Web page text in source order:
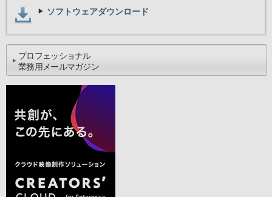
ソフトウェアダウンロード
プロフェッショナル
業務用メールマガジン